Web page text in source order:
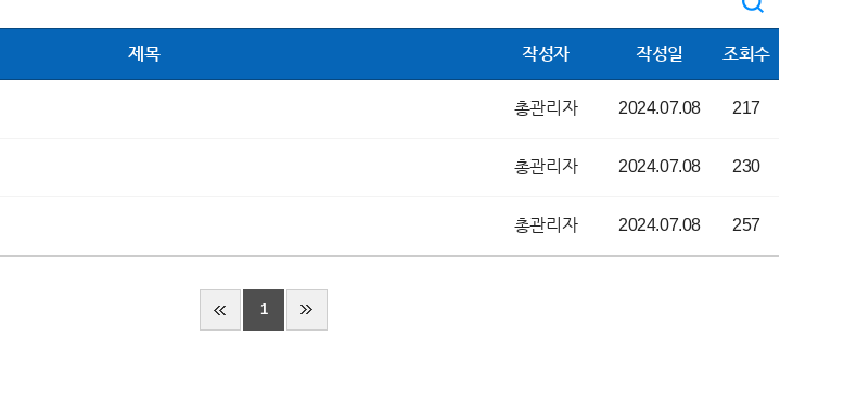
제목 작성자 작성일 조회수
총관리자 2024.07.08 217
총관리자 2024.07.08 230
총관리자 2024.07.08 257
1